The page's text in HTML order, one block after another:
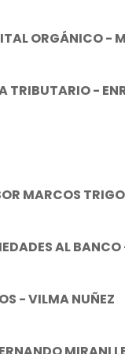
ORGÁNICO -
TRIBUTARIO -
MARCOS TRIGO
AL
- VILMA NUÑEZ